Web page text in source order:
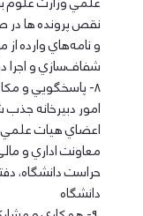
نقص پرونده ها در
و نامه‌هاي وارده
شفاف‌سازي و اجرا
8- پاسخگويي و
امور دبيرخانه
اعضاي هيات
معاونت اداري و
حراست دانشگاه،
دانشگاه